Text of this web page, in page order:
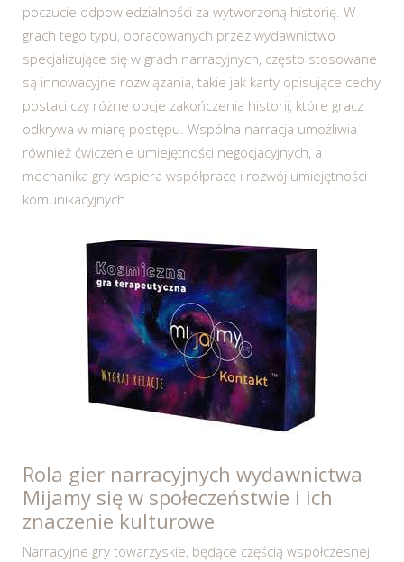
poczucie odpowiedzialności za wytworzoną historię. W
grach tego typu, opracowanych przez wydawnictwo
specjalizujące się w grach narracyjnych, często stosowane
są innowacyjne rozwiązania, takie jak karty opisujące cechy
postaci czy różne opcje zakończenia historii, które gracz
odkrywa w miarę postępu. Wspólna narracja umożliwia
również ćwiczenie umiejętności negocjacyjnych, a
mechanika gry wspiera współpracę i rozwój umiejętności
komunikacyjnych.
Rola gier narracyjnych wydawnictwa
Mijamy się w społeczeństwie i ich
znaczenie kulturowe
Narracyjne gry towarzyskie, będące częścią współczesnej